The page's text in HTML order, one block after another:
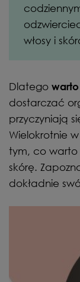
włosy i
Dlatego
dostarczać
przyczyniają
Wielokrotnie
tym, co warto
skórę.
dokładnie